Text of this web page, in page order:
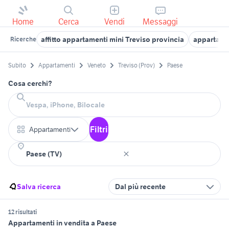
Home Cerca Vendi Messaggi
Ricerche affitto appartamenti mini Treviso provincia
Subito Appartamenti Veneto Treviso (Prov) Paese
Cosa cerchi?
Appartamenti Filtri
Salva ricerca Dal più recente
12 risultati
Appartamenti in vendita a Paese